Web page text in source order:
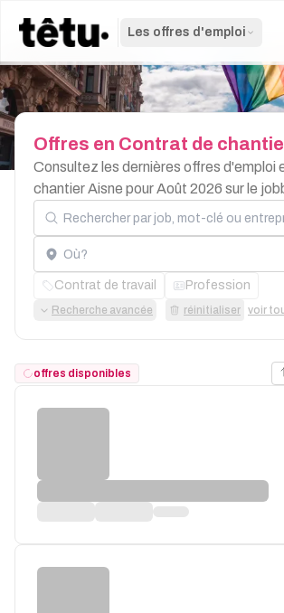
Les offres d'emploi
Offres en Contrat de
Consultez les dernières offres d'emploi
chantier Aisne pour Août 2026 sur le
Rechercher par job, mot-clé ou entreprise
Localisation
Contrat de travail Profession
Recherche avancée réinitialiser voir
offres disponibles